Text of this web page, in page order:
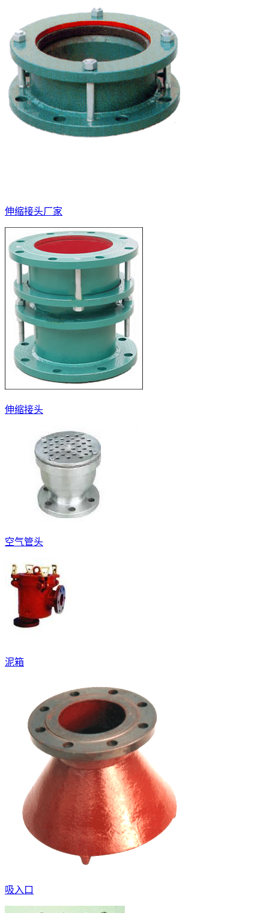
伸缩接头厂家
伸缩接头
空气管头
泥箱
吸入口